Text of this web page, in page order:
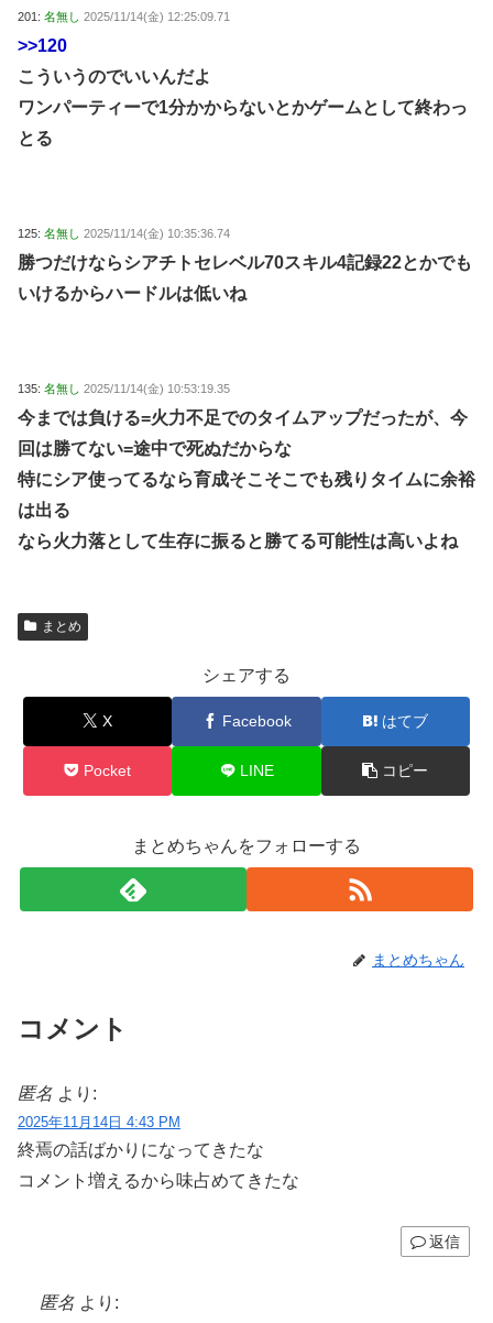
201: 名無し 2025/11/14(金) 12:25:09.71
>>120
こういうのでいいんだよ
ワンパーティーで1分かからないとかゲームとして終わっ
とる
125: 名無し 2025/11/14(金) 10:35:36.74
勝つだけならシアチトセレベル70スキル4記録22とかでも
いけるからハードルは低いね
135: 名無し 2025/11/14(金) 10:53:19.35
今までは負ける=火力不足でのタイムアップだったが、今
回は勝てない=途中で死ぬだからな
特にシア使ってるなら育成そこそこでも残りタイムに余裕
は出る
なら火力落として生存に振ると勝てる可能性は高いよね
まとめ
シェアする
X Facebook はてブ
Pocket LINE コピー
まとめちゃんをフォローする
まとめちゃん
コメント
匿名 より:
2025年11月14日 4:43 PM
終焉の話ばかりになってきたな
コメント増えるから味占めてきたな
返信
匿名 より: